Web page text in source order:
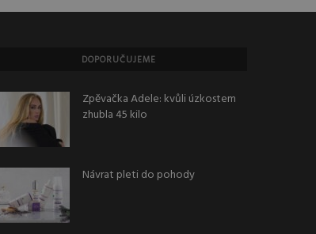
DOPORUČUJEME
Zpěvačka Adele: kvůli úzkostem
zhubla 45 kilo
Návrat pleti do pohody